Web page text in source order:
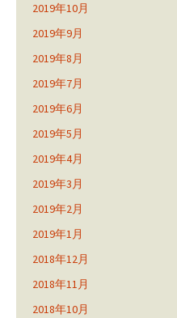
2019年10月
2019年9月
2019年8月
2019年7月
2019年6月
2019年5月
2019年4月
2019年3月
2019年2月
2019年1月
2018年12月
2018年11月
2018年10月